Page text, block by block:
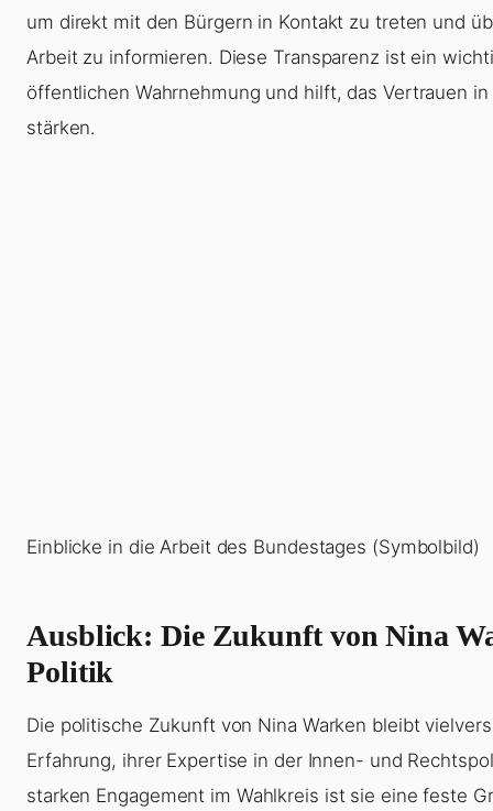
um direkt mit den Bürgern in Kontakt zu treten und
Arbeit zu informieren. Diese Transparenz ist ein
öffentlichen Wahrnehmung und hilft, das Vertrauen
stärken.
Einblicke in die Arbeit des Bundestages (Symbolbild)
Ausblick: Die Zukunft von Nina
Politik
Die politische Zukunft von Nina Warken bleibt
Erfahrung, ihrer Expertise in der Innen- und
starken Engagement im Wahlkreis ist sie eine feste